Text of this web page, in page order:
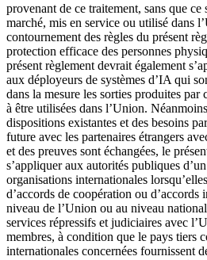
provenant de ce traitement, sans que
marché, mis en service ou utilisé dans
contournement des règles du présent
protection efficace des personnes
présent règlement devrait également
aux déployeurs de systèmes d’IA qui
dans la mesure les sorties produites par
à être utilisées dans l’Union.
dispositions existantes et des besoins
future avec les partenaires étrangers
et des preuves sont échangées, le
s’appliquer aux autorités publiques
organisations internationales
d’accords de coopération ou d’accords
niveau de l’Union ou au niveau
services répressifs et judiciaires avec
membres, à condition que le pays tiers
internationales concernées fournissent